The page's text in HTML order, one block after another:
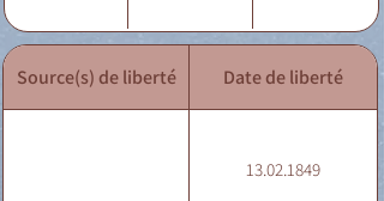
Source(s) de liberté Date de liberté
13.02.1849